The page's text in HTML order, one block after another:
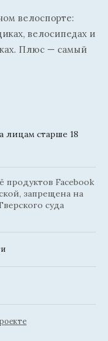
велоспорте:
велосипедах и
Плюс — самый
лицам старше 18
продуктов Facebook
запрещена на
суда